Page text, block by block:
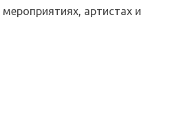
артистах и